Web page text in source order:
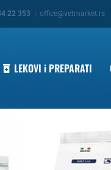
22 353 office@vetmarket.rs
LEKOVI i PREPARATI